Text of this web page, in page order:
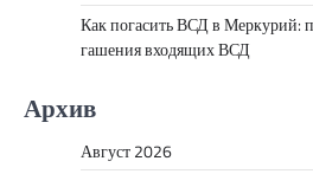
Как погасить ВСД в Меркурий:
гашения входящих ВСД
Архив
Август 2026